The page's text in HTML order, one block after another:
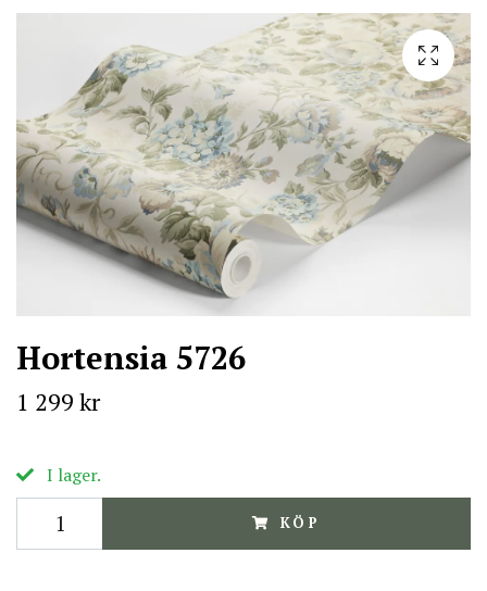
Hortensia 5726
1 299 kr
I lager.
KÖP